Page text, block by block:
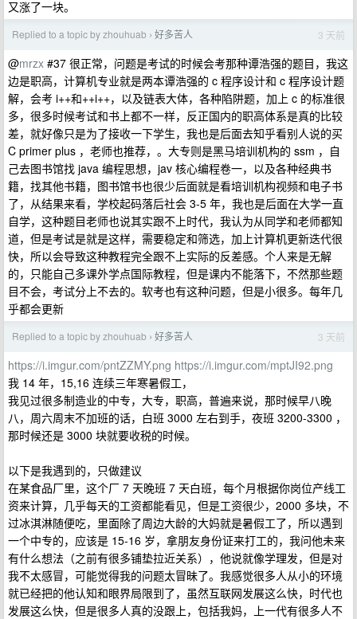
又涨了一块。
Replied to a topic by zhouhuab › 好多苦人 3 天前
@mrzx #37 很正常，问题是考试的时候会考那种谭浩强的题目，我这
边是职高，计算机专业就是两本谭浩强的 c 程序设计和 c 程序设计题
解，会考 i++和++i++，以及链表大体，各种陷阱题，加上 c 的标准很
多，很多时候考试和书上都不一样，反正国内的职高体系是真的比较
差，就好像只是为了接收一下学生，我也是后面去知乎看别人说的买
C primer plus ，老师也推荐，。大专则是黑马培训机构的 ssm ，自
己去图书馆找 java 编程思想，jav 核心编程卷一，以及各种经典书
籍，找其他书籍，图书馆书也很少后面就是看培训机构视频和电子书
了，从结果来看，学校起码落后社会 3-5 年，我也是后面在大学一直
自学，这种题目老师也说其实跟不上时代，我认为从同学和老师都知
道，但是考试是就是这样，需要稳定和筛选，加上计算机更新迭代很
快，所以会导致这种教程完全跟不上实际的反差感。个人来是无解
的，只能自己多课外学点国际教程，但是课内不能落下，不然那些题
目不会，考试分上不去的。软考也有这种问题，但是小很多。每年几
乎都会更新
Replied to a topic by zhouhuab › 好多苦人 3 天前
https://i.imgur.com/pntZZMY.png https://i.imgur.com/mptJI92.png
我 14 年，15,16 连续三年寒暑假工，
我见过很多制造业的中专，大专，职高，普遍来说，那时候早八晚
八，周六周末不加班的话，白班 3000 左右到手，夜班 3200-3300 ，
那时候还是 3000 块就要收税的时候。
以下是我遇到的，只做建议
在某食品厂里，这个厂 7 天晚班 7 天白班，每个月根据你岗位产线工
资来计算，几乎每天的工资都能看见，但是工资很少，2000 多块，不
过冰淇淋随便吃，里面除了周边大龄的大妈就是暑假工了，所以遇到
一个中专的，应该是 15-16 岁，拿朋友身份证来打工的，我问他未来
有什么想法（之前有很多铺垫拉近关系），他说就像学理发，但是对
我不太感冒，可能觉得我的问题太冒昧了。我感觉很多人从小的环境
就已经把的他认知和眼界局限到了，虽然互联网发展这么快，时代也
发展这么快，但是很多人真的没跟上，包括我妈，上一代有很多人不